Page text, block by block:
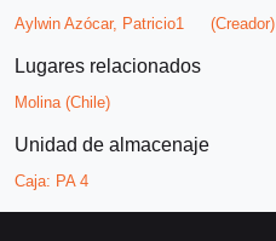
Aylwin Azócar, Patricio1 (Creador)
Lugares relacionados
Molina (Chile)
Unidad de almacenaje
Caja: PA 4